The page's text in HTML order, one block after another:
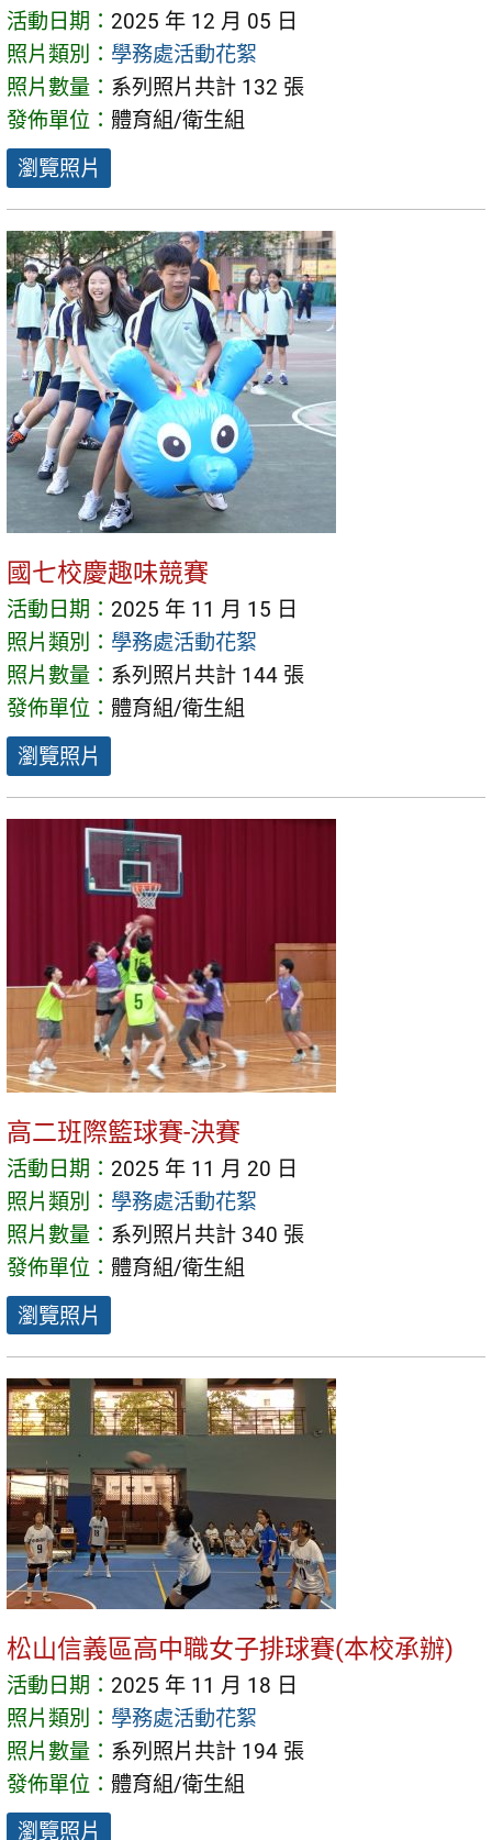
活動日期： 2025 年 12 月 05 日
照片類別： 學務處活動花絮
照片數量： 系列照片共計 132 張
發佈單位： 體育組/衛生組
瀏覽照片
國七校慶趣味競賽
活動日期： 2025 年 11 月 15 日
照片類別： 學務處活動花絮
照片數量： 系列照片共計 144 張
發佈單位： 體育組/衛生組
瀏覽照片
高二班際籃球賽-決賽
活動日期： 2025 年 11 月 20 日
照片類別： 學務處活動花絮
照片數量： 系列照片共計 340 張
發佈單位： 體育組/衛生組
瀏覽照片
松山信義區高中職女子排球賽(本校承辦)
活動日期： 2025 年 11 月 18 日
照片類別： 學務處活動花絮
照片數量： 系列照片共計 194 張
發佈單位： 體育組/衛生組
瀏覽照片